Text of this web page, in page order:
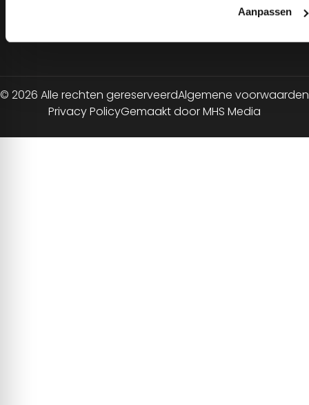
© 2026 Alle rechten gereserveerdAlgemene voorwaarden
Privacy PolicyGemaakt door MHS Media